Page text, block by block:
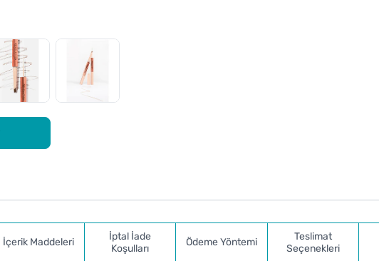
İçerik Maddeleri
İptal İade
Koşulları
Ödeme Yöntemi
Teslimat
Seçenekleri